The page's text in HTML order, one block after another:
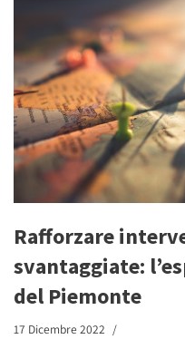
Rafforzare
svantaggiate:
del Piemonte
17 Dicembre 2022